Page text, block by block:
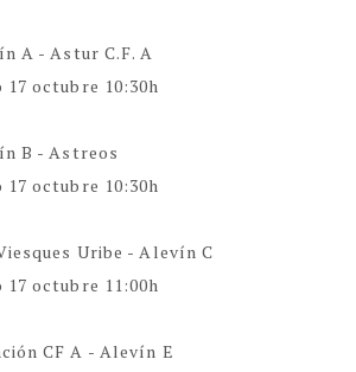
A - Astur C.F. A
17 octubre 10:30h
B - Astreos
17 octubre 10:30h
Uribe - Alevín C
17 octubre 11:00h
CF A - Alevín E